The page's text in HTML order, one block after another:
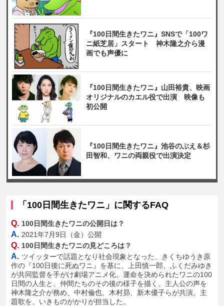
『100日間生きたワニ』SNSで「100ワ
ニ紙芝居」スタート 神木隆之介ら漫
画でも声優に
『100日間生きたワニ』山田裕貴、映画
オリジナルのカエル役で出演 映像も
初公開
『100日間生きたワニ』池谷のぶえ＆杉
田智和、ワニの両親役で出演決定
「100日間生きたワニ」に関するFAQ
Q. 100日間生きたワニの公開日は？
A. 2021年7月9日（金）公開
Q. 100日間生きたワニの見どころは？
A. ツイッターで話題となり社会現象となった、きくちゆうき原
作の『100日後に死ぬワニ』を基に、上田慎一郎、ふくだみゆき
が共同監督を手がけ劇場アニメ化。運命を決められたワニの100
日間の人生と、仲間たちのその後の様子を描く。主人公の声を
神木隆之介が務め、中村倫也、木村昴、新木優子らが共演。主
題歌を、いきものがかりが担当した。